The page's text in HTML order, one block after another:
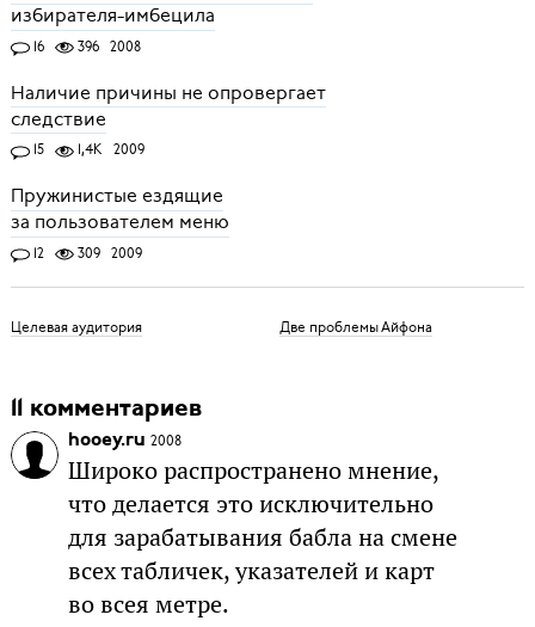
избирателя-имбецила
16 396 2008
Наличие причины не опровергает
следствие
15 1,4K 2009
Пружинистые ездящие
за пользователем меню
12 309 2009
Целевая аудитория Две проблемы Айфона
11 комментариев
hooey.ru 2008
Широко распространено мнение,
что делается это исключительно
для зарабатывания бабла на смене
всех табличек, указателей и карт
во всея метре.